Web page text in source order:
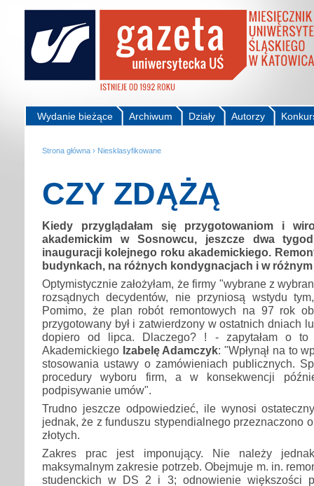
Autorzy
Działy
Archiwum
Wydanie bieżące
Strona główna › Niesklasyfikowane
CZY ZDĄŻĄ
Kiedy przyglądałam się przygotowaniom i
akademickim w Sosnowcu, jeszcze dwa
inauguracji kolejnego roku akademickiego.
budynkach, na różnych kondygnacjach i w różnym
Optymistycznie założyłam, że firmy "wybrane z
rozsądnych decydentów, nie przyniosą wstydu
Pomimo, że plan robót remontowych na 97 rok
przygotowany był i zatwierdzony w ostatnich dniach
dopiero od lipca. Dlaczego? ! - zapytałam o to
Akademickiego Izabelę Adamczyk: "Wpłynął na to
stosowania ustawy o zamówieniach publicznych.
procedury wyboru firm, a w konsekwencji
podpisywanie umów".
Trudno jeszcze odpowiedzieć, ile wynosi
jednak, że z funduszu stypendialnego przeznaczono
złotych.
Zakres prac jest imponujący. Nie należy
maksymalnym zakresie potrzeb. Obejmuje m. in.
studenckich w DS 2 i 3; odnowienie większości